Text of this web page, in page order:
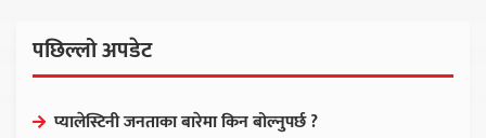
पछिल्लो अपडेट
प्यालेस्टिनी जनताका बारेमा किन बोल्नुपर्छ ?